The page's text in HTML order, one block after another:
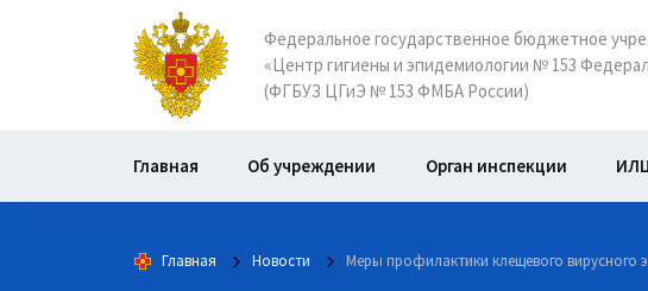
Федеральное государственное бюджетное
«Центр гигиены и эпидемиологии № 153
(ФГБУЗ ЦГиЭ № 153 ФМБА России)
Главная Об учреждении Орган инспекции
Главная Новости Меры профилактики клещевого вирусного